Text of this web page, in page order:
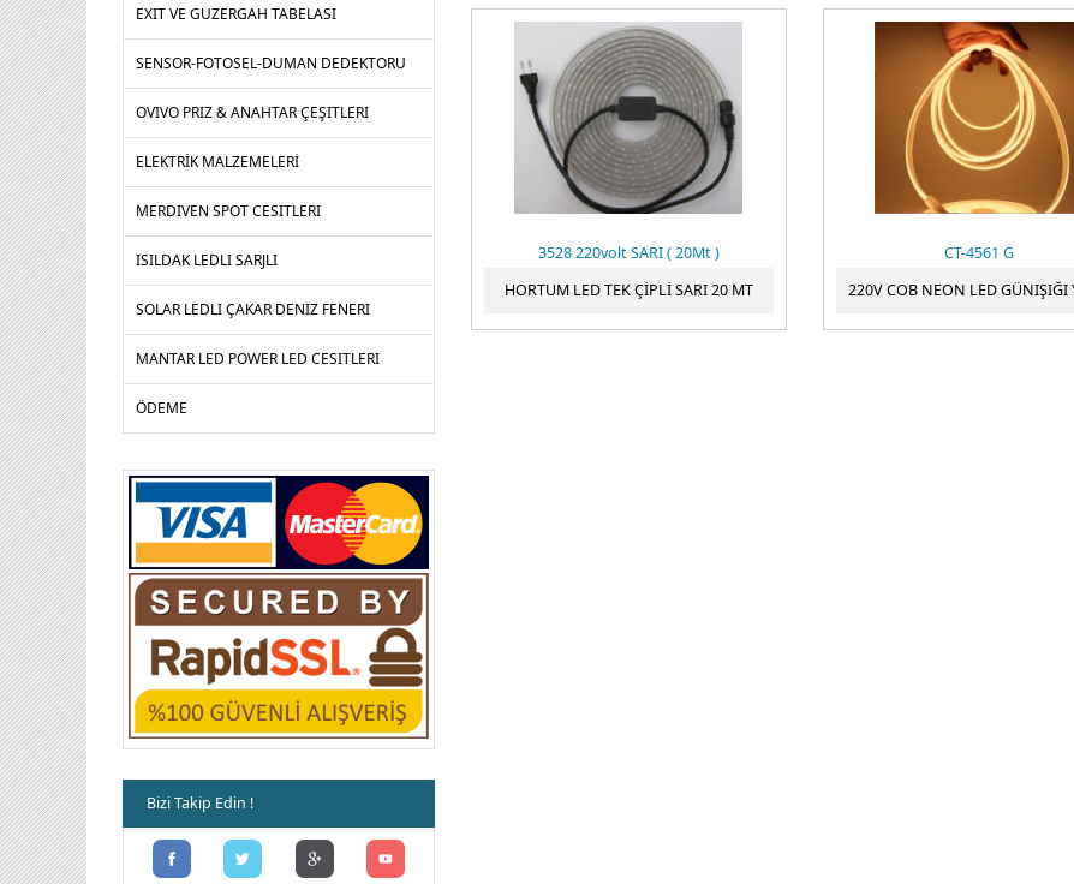
EXIT VE GUZERGAH TABELASI
SENSOR-FOTOSEL-DUMAN DEDEKTORU
OVIVO PRIZ & ANAHTAR ÇEŞITLERI
ELEKTRİK MALZEMELERİ
MERDIVEN SPOT CESITLERI
ISILDAK LEDLI SARJLI
SOLAR LEDLI ÇAKAR DENIZ FENERI
MANTAR LED POWER LED CESITLERI
ÖDEME
Bizi Takip Edin !
3528 220volt SARI ( 20Mt )
HORTUM LED TEK ÇİPLİ SARI 20 MT
CT-4561 G